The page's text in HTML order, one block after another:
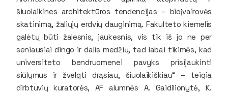
šiuolaikines architektūros tendencijas – bioįvairovės
skatinimą, žaliųjų erdvių dauginimą. Fakulteto kiemelis
galėtų būti žalesnis, jaukesnis, vis tik iš jo ne per
seniausiai dingo ir dalis medžių, tad labai tikimės, kad
universiteto bendruomenei pavyks prisijaukinti
siūlymus ir žvelgti drąsiau, šiuolaikiškiau“ – teigia
dirbtuvių kuratorės, AF alumnės A. Gaidilionytė, K.